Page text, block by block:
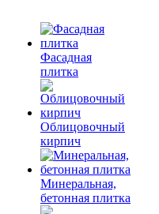
Фасадная
плитка
Облицовочный
кирпич
Минеральная,
бетонная плитка